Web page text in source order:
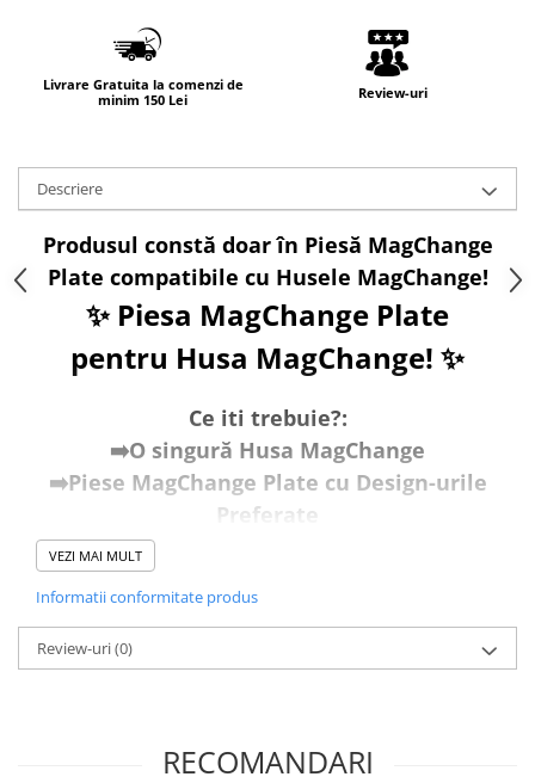
Livrare Gratuita la comenzi de
minim 150 Lei
Review-uri
Descriere
Produsul constă doar în Piesă MagChange
Plate compatibile cu Husele MagChange!
✨ Piesa MagChange Plate
pentru Husa MagChange! ✨
Ce iti trebuie?:
➡️O singură Husa MagChange
➡️Piese MagChange Plate cu Design-urile
Preferate
Cum Funcționează:
🧲Atașare Magnetică:
MagChange Plate se atașează ferm de
husa principală prin magnetii MagSafe,
VEZI MAI MULT
Informatii conformitate produs
Review-uri(0)
RECOMANDARI